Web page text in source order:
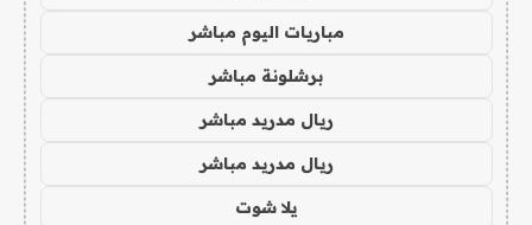
مباريات اليوم مباشر
برشلونة مباشر
ريال مدريد مباشر
ريال مدريد مباشر
يلا شوت